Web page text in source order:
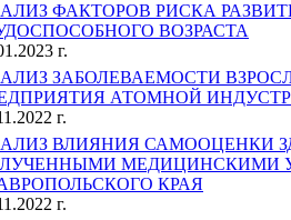
ФАКТОРОВ РИСКА
ВОЗРАСТА
г.
ЗАБОЛЕВАЕМОСТИ
АТОМНОЙ
г.
ВЛИЯНИЯ САМООЦЕНКИ
МЕДИЦИНСКИМИ
КРАЯ
г.